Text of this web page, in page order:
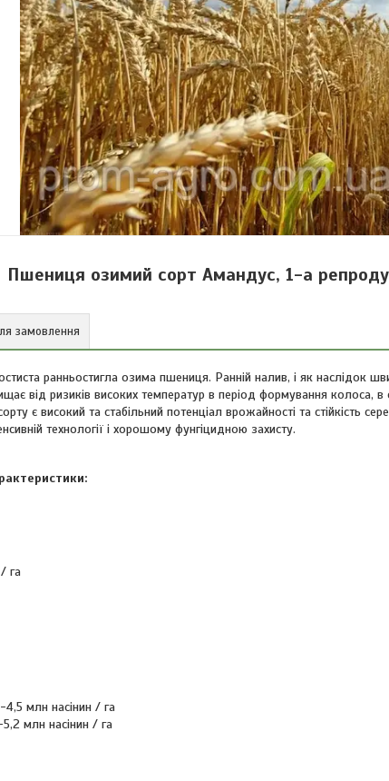
Пшениця озимий сорт Амандус, 1-а
замовлення
ранньостигла озима пшениця. Ранній налив, і як наслідок
від ризиків високих температур в період формування колоса, в
є високий та стабільний потенціал врожайності та стійкість
технології і хорошому фунгіцидною захисту.
га
млн насінин / га
млн насінин / га